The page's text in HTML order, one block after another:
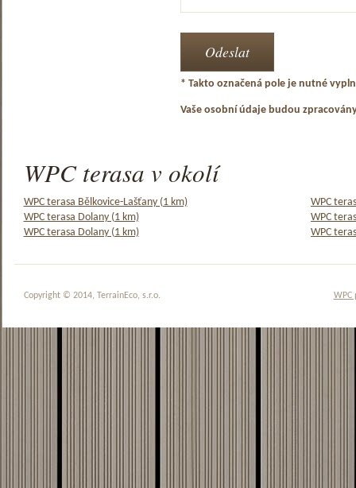
* Takto označená pole je nutné
Vaše osobní údaje budou
WPC terasa v okolí
WPC terasa Bělkovice-Lašťany (1 km)
WPC
WPC terasa Dolany (1 km)
WPC
WPC terasa Dolany (1 km)
WPC
WPC
Copyright © 2014, TerrainEco, s.r.o.